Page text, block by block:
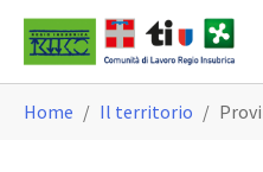
Skip to main content
Home Il territorio